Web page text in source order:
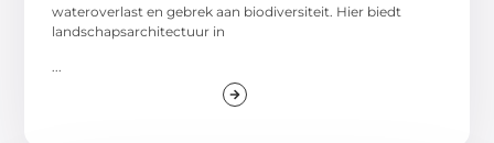
wateroverlast en gebrek aan biodiversiteit. Hier biedt
landschapsarchitectuur in
...